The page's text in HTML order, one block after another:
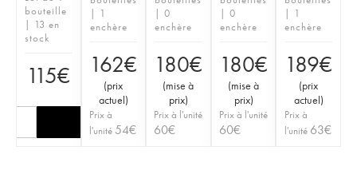
bouteille
| 13 en
stock
115€
| 1
enchère
162€
(prix
actuel)
Prix à
l'unité 54€
| 0
enchère
180€
(mise à
prix)
Prix à l'unité
60€
| 0
enchère
180€
(mise à
prix)
Prix à l'unité
60€
| 1
enchère
189€
(prix
actuel)
Prix à
l'unité 63€